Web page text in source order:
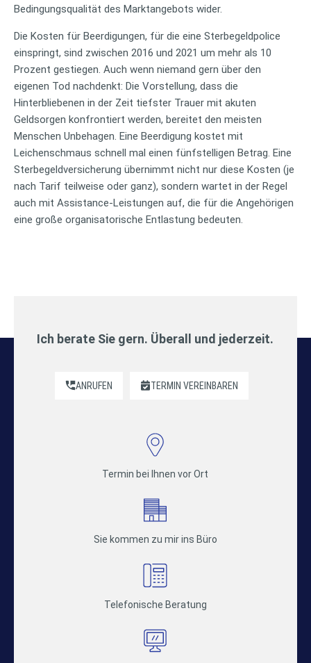
Bedingungsqualität des Marktangebots wider.
Die Kosten für Beerdigungen, für die eine Sterbegeldpolice
einspringt, sind zwischen 2016 und 2021 um mehr als 10
Prozent gestiegen. Auch wenn niemand gern über den
eigenen Tod nachdenkt: Die Vorstellung, dass die
Hinterbliebenen in der Zeit tiefster Trauer mit akuten
Geldsorgen konfrontiert werden, bereitet den meisten
Menschen Unbehagen. Eine Beerdigung kostet mit
Leichenschmaus schnell mal einen fünfstelligen Betrag. Eine
Sterbegeldversicherung übernimmt nicht nur diese Kosten (je
nach Tarif teilweise oder ganz), sondern wartet in der Regel
auch mit Assistance-Leistungen auf, die für die Angehörigen
eine große organisatorische Entlastung bedeuten.
Ich berate Sie gern. Überall und jederzeit.
ANRUFEN TERMIN VEREINBAREN
Termin bei Ihnen vor Ort
Sie kommen zu mir ins Büro
Telefonische Beratung